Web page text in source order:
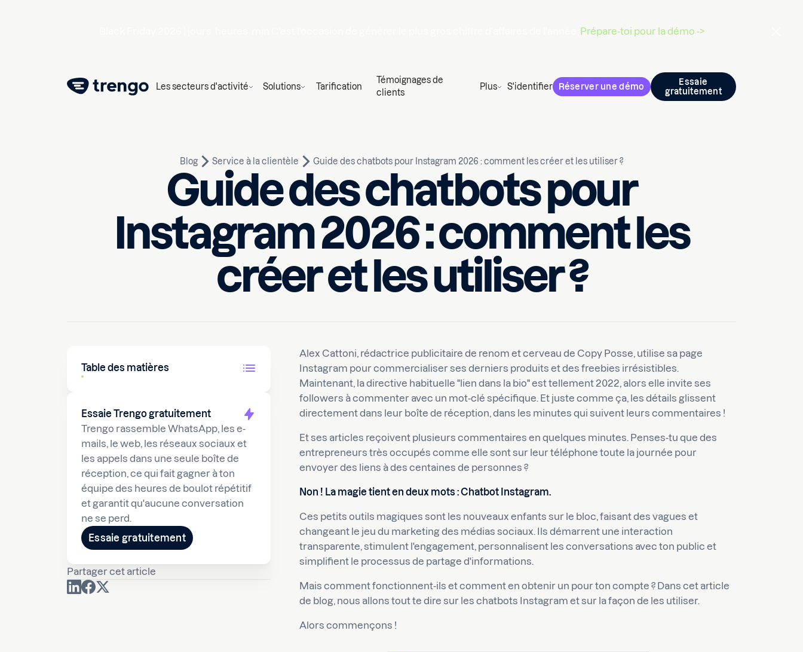
Prépare-toi pour la démo ->
Les secteurs d'activité Solutions Tarification
Témoignages de
clients
Plus S'identifier Réserver une démo
Essaie
gratuitement
Blog Service à la clientèle Guide des chatbots pour Instagram 2026 : comment les créer et les utiliser ?
Guide des chatbots pour
Instagram 2026 : comment les
créer et les utiliser ?
10min lire
Écrit par
Charlotte
Table des matières
Essaie Trengo gratuitement
Trengo rassemble WhatsApp, les e-
mails, le web, les réseaux sociaux et
les appels dans une seule boîte de
réception, ce qui fait gagner à ton
équipe des heures de boulot répétitif
et garantit qu'aucune conversation
ne se perd.
Essaie gratuitement
Partager cet article
Alex Cattoni, rédactrice publicitaire de renom et cerveau de Copy Posse, utilise sa page
Instagram pour commercialiser ses derniers produits et des freebies irrésistibles.
Maintenant, la directive habituelle "lien dans la bio" est tellement 2022, alors elle invite ses
followers à commenter avec un mot-clé spécifique. Et juste comme ça, les détails glissent
directement dans leur boîte de réception, dans les minutes qui suivent leurs commentaires !
Et ses articles reçoivent plusieurs commentaires en quelques minutes. Penses-tu que des
entrepreneurs très occupés comme elle sont sur leur téléphone toute la journée pour
envoyer des liens à des centaines de personnes ?
Non ! La magie tient en deux mots : Chatbot Instagram.
Ces petits outils magiques sont les nouveaux enfants sur le bloc, faisant des vagues et
changeant le jeu du marketing des médias sociaux. Ils démarrent une interaction
transparente, stimulent l'engagement, personnalisent les conversations avec ton public et
simplifient le processus de partage d'informations.
Mais comment fonctionnent-ils et comment en obtenir un pour ton compte ? Dans cet article
de blog, nous allons tout te dire sur les chatbots Instagram et sur la façon de les utiliser.
Alors commençons !